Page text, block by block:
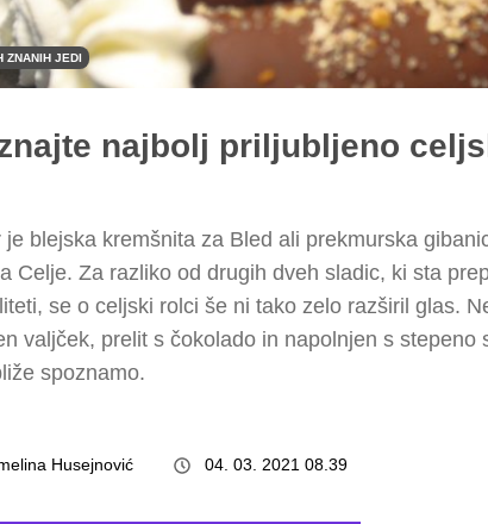
ZNANIH JEDI
najbolj priljubljeno
je blejska kremšnita za Bled ali prekmurska
Celje. Za razliko od drugih dveh sladic, ki sta
se o celjski rolci še ni tako zelo razširil glas.
valjček, prelit s čokolado in napolnjen s stepeno
spoznamo.
Husejnović 04. 03. 2021 08.39